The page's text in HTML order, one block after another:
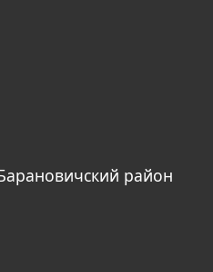
район